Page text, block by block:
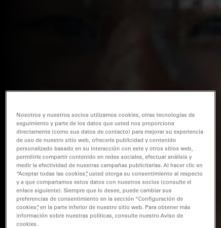
Nosotros y nuestros socios utilizamos cookies, otras tecnologías de
seguimiento y parte de los datos que usted nos proporciona
directamente (como sus datos de contacto) para mejorar su experiencia
de uso de nuestro sitio web, ofrecerle publicidad y contenido
personalizado basado en su interacción con este y otros sitios web,
permitirle compartir contenido en redes sociales, efectuar análisis y
medir la efectividad de nuestras campañas publicitarias. Al hacer clic en
“Aceptar todas las cookies”, usted otorga su consentimiento al respecto
y a que compartamos estos datos con nuestros socios (consulte el
enlace siguiente). Siempre que lo desee, puede cambiar sus
preferencias de consentimiento en la sección “Configuración de
cookies”, en la parte inferior de nuestro sitio web. Para obtener más
información sobre nuestras políticas, consulte nuestro Aviso de
cookies.